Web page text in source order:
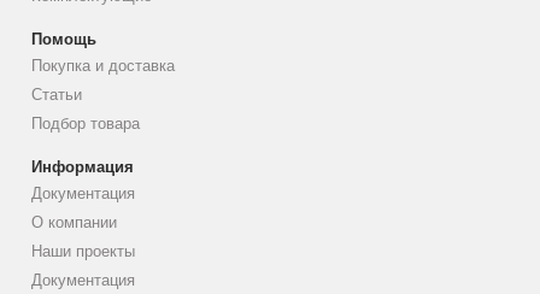
Помощь
Покупка и доставка
Статьи
Подбор товара
Информация
Документация
О компании
Наши проекты
Документация